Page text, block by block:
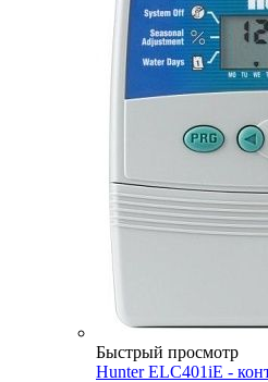
Быстрый просмотр
Hunter ELC401iE -